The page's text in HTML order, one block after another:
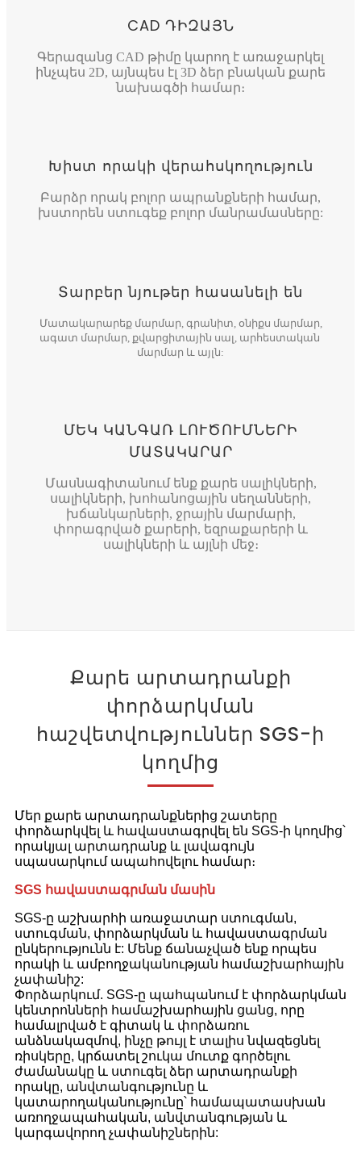
CAD ԴԻԶԱՅՆ
Գերազանց CAD թիմը կարող է առաջարկել
ինչպես 2D, այնպես էլ 3D ձեր բնական քարե
նախագծի համար։
Խիստ որակի վերահսկողություն
Բարձր որակ բոլոր ապրանքների համար,
խստորեն ստուգեք բոլոր մանրամասները:
Տարբեր նյութեր հասանելի են
Մատակարարեք մարմար, գրանիտ, օնիքս մարմար,
ագատ մարմար, քվարցիտային սալ, արհեստական ​​
մարմար և այլն:
ՄԵԿ ԿԱՆԳԱՌ ԼՈՒԾՈՒՄՆԵՐԻ
ՄԱՏԱԿԱՐԱՐ
Մասնագիտանում ենք քարե սալիկների,
սալիկների, խոհանոցային սեղանների,
խճանկարների, ջրային մարմարի,
փորագրված քարերի, եզրաքարերի և
սալիկների և այլնի մեջ։
Քարե արտադրանքի
փորձարկման
հաշվետվություններ SGS-ի
կողմից
Մեր քարե արտադրանքներից շատերը
փորձարկվել և հավաստագրվել են SGS-ի կողմից՝
որակյալ արտադրանք և լավագույն
սպասարկում ապահովելու համար։
SGS հավաստագրման մասին
SGS-ը աշխարհի առաջատար ստուգման,
ստուգման, փորձարկման և հավաստագրման
ընկերությունն է: Մենք ճանաչված ենք որպես
որակի և ամբողջականության համաշխարհային
չափանիշ:
Փորձարկում. SGS-ը պահպանում է փորձարկման
կենտրոնների համաշխարհային ցանց, որը
համալրված է գիտակ և փորձառու
անձնակազմով, ինչը թույլ է տալիս նվազեցնել
ռիսկերը, կրճատել շուկա մուտք գործելու
ժամանակը և ստուգել ձեր արտադրանքի
որակը, անվտանգությունը և
կատարողականությունը՝ համապատասխան
առողջապահական, անվտանգության և
կարգավորող չափանիշներին: